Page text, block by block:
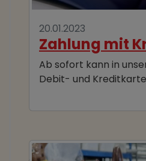
20.01.2023
Zahlung mit
Ab sofort kann in
Debit- und